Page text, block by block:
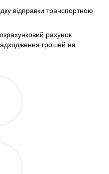
відправки транспортною
рахунок
грошей на